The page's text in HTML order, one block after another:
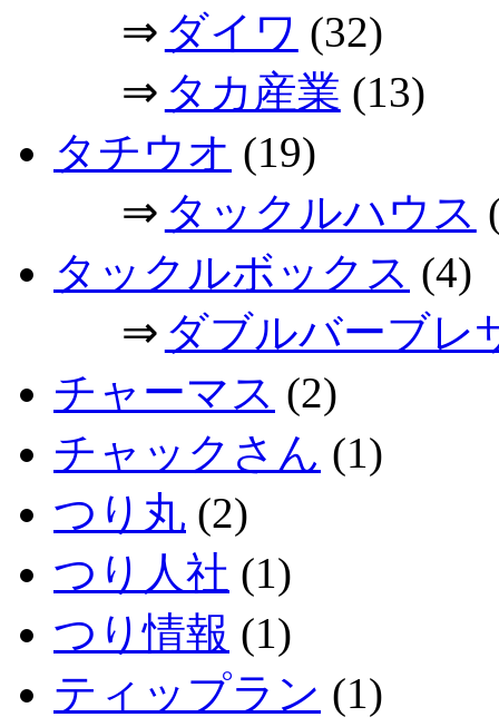
⇒ ダイワ (32)
⇒ タカ産業 (13)
タチウオ (19)
⇒ タックルハウス
タックルボックス (4)
⇒ ダブルバーブレ
チャーマス (2)
チャックさん (1)
つり丸 (2)
つり人社 (1)
つり情報 (1)
ティップラン (1)